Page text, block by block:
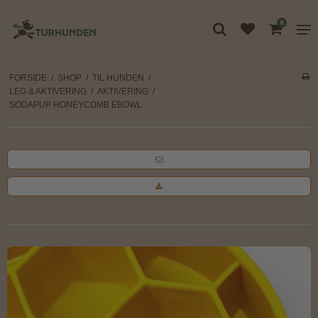
0
FORSIDE / SHOP / TIL HUNDEN /
LEG & AKTIVERING / AKTIVERING /
SODAPUP HONEYCOMB EBOWL